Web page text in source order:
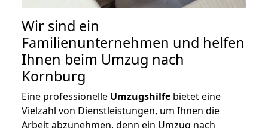
Wir sind ein
Familienunternehmen und helfen
Ihnen beim Umzug nach
Kornburg
Eine professionelle Umzugshilfe bietet eine
Vielzahl von Dienstleistungen, um Ihnen die
Arbeit abzunehmen, denn ein Umzug nach